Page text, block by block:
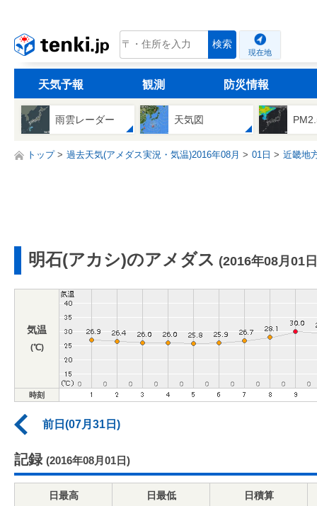
tenki.jp 検索
現在地
天気予報 観測 防災情報
雨雲レーダー 天気図
トップ 過去天気(アメダス実況・気温)2016年08月 01日 近畿地
明石(アカシ)のアメダス (2016年08月01
気温
(℃)
時刻
前日(07月31日)
記録 (2016年08月01日)
日最高
日最低
日積算